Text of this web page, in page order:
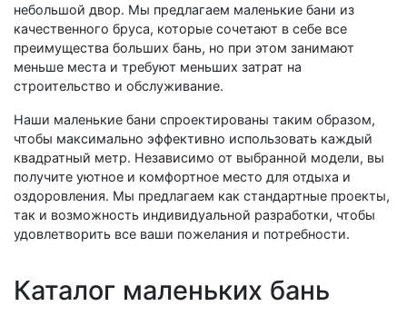
небольшой двор. Мы предлагаем маленькие бани из
качественного бруса, которые сочетают в себе все
преимущества больших бань, но при этом занимают
меньше места и требуют меньших затрат на
строительство и обслуживание.
Наши маленькие бани спроектированы таким образом,
чтобы максимально эффективно использовать каждый
квадратный метр. Независимо от выбранной модели, вы
получите уютное и комфортное место для отдыха и
оздоровления. Мы предлагаем как стандартные проекты,
так и возможность индивидуальной разработки, чтобы
удовлетворить все ваши пожелания и потребности.
Каталог маленьких бань